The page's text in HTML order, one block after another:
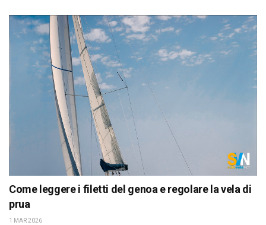
Come leggere i filetti del genoa e regolare la vela di
prua
1 MAR 2026